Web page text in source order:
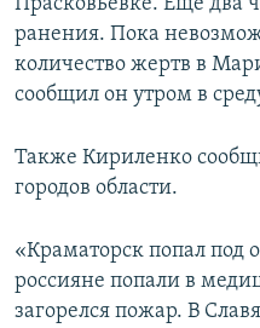
Прасковьевке. Еще два
ранения. Пока
количество жертв в
сообщил он утром в
Также Кириленко
городов области.
«Краматорск попал под
россияне попали в
загорелся пожар. В